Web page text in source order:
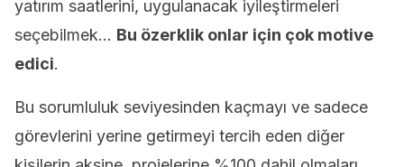
yatırım saatlerini, uygulanacak iyileştirmeleri
seçebilmek… Bu özerklik onlar için çok motive
edici.
Bu sorumluluk seviyesinden kaçmayı ve sadece
görevlerini yerine getirmeyi tercih eden diğer